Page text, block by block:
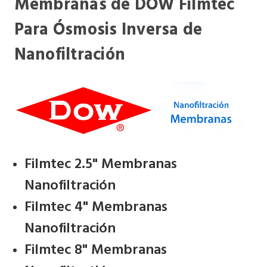
Para Ósmosis Inversa de
Nanofiltración
Filmtec 2.5" Membranas
Nanofiltración
Filmtec 4" Membranas
Nanofiltración
Filmtec 8" Membranas